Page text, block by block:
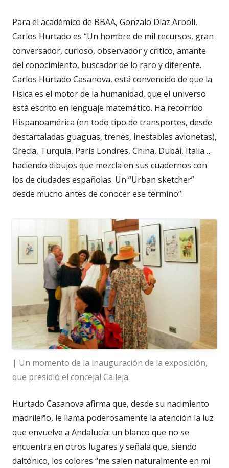
Para el académico de BBAA, Gonzalo Díaz Arbolí,
Carlos Hurtado es “Un hombre de mil recursos, gran
conversador, curioso, observador y crítico, amante
del conocimiento, buscador de lo raro y diferente.
Carlos Hurtado Casanova, está convencido de que la
Física es el motor de la humanidad, que el universo
está escrito en lenguaje matemático. Ha recorrido
Hispanoamérica (en todo tipo de transportes, desde
destartaladas guaguas, trenes, inestables avionetas),
Grecia, Turquía, París Londres, China, Dubái, Italia…
haciendo dibujos que mezcla en sus cuadernos con
los de ciudades españolas. Un “Urban sketcher”
desde mucho antes de conocer ese término”.
| Un momento de la inauguración de la exposición,
que presidió el concejal Calleja.
Hurtado Casanova afirma que, desde su nacimiento
madrileño, le llama poderosamente la atención la luz
que envuelve a Andalucía: un blanco que no se
encuentra en otros lugares y señala que, siendo
daltónico, los colores “me salen naturalmente en mi